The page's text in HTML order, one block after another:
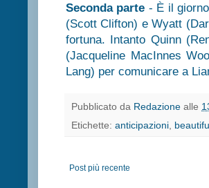
Seconda parte - È il
(Scott Clifton) e Wyatt
fortuna. Intanto Quinn
(Jacqueline MacInnes
Lang) per comunicare a
Pubblicato da Redazione alle
Etichette: anticipazioni
Post più recente